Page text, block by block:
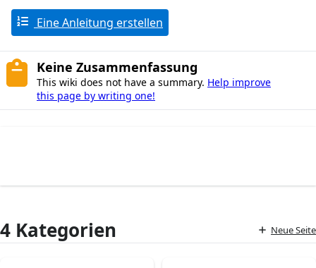
Eine Anleitung erstellen
Keine Zusammenfassung
This wiki does not have a summary. Help improve
this page by writing one!
4 Kategorien Neue Seite